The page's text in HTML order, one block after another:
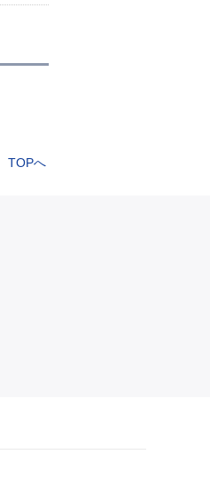
TOPへ